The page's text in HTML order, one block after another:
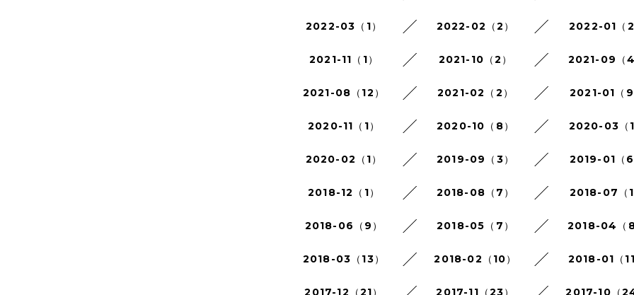
2022-03（1） 2022-02（2） 2022-01（2
2021-11（1） 2021-10（2） 2021-09（4
2021-08（12） 2021-02（2） 2021-01（9
2020-11（1） 2020-10（8） 2020-03（1
2020-02（1） 2019-09（3） 2019-01（6
2018-12（1） 2018-08（7） 2018-07（1
2018-06（9） 2018-05（7） 2018-04（8
2018-03（13） 2018-02（10） 2018-01（11
2017-12（21） 2017-11（23） 2017-10（24